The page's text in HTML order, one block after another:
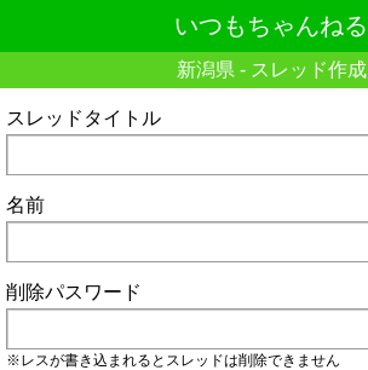
いつもちゃんねる
新潟県 - スレッド作成
スレッドタイトル
名前
削除パスワード
※レスが書き込まれるとスレッドは削除できません